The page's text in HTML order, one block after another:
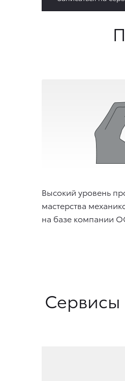
Высокий уровень
мастерства
на базе компании
Сервисы